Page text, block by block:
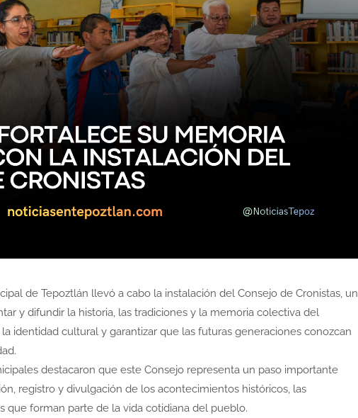
de Tepoztlán llevó a cabo la instalación del Consejo de Cronistas, un
y difundir la historia, las tradiciones y la memoria colectiva del
identidad cultural y garantizar que las futuras generaciones conozcan
destacaron que este Consejo representa un paso importante
registro y divulgación de los acontecimientos históricos, las
que forman parte de la vida cotidiana del pueblo.